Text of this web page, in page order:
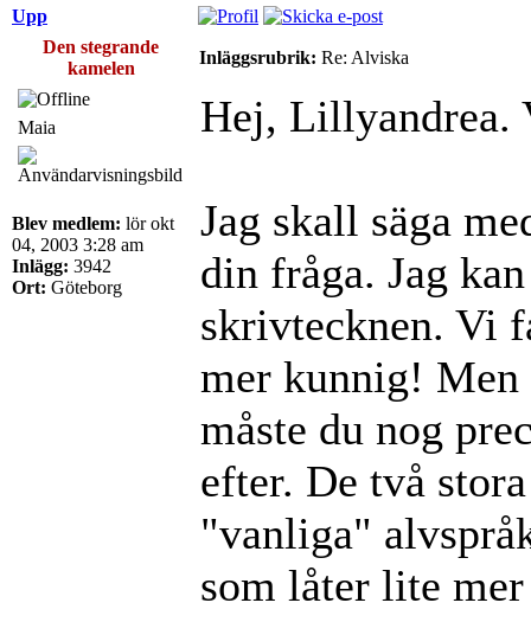
Upp
Den stegrande
kamelen
Inläggsrubrik: Re: Alviska
Maia
Blev medlem: lör okt
04, 2003 3:28 am
Inlägg: 3942
Ort: Göteborg
Hej, Lillyandrea.
Jag skall säga
din fråga. Jag
skrivtecknen. Vi
mer kunnig! Men
måste du nog
efter. De två
"vanliga"
som låter lite